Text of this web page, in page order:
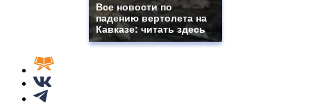
Все новости по
падению вертолета на
Кавказе: читать здесь